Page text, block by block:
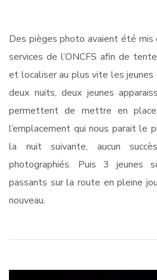
Des pièges photo avaient été
services de l’ONCFS afin de
et localiser au plus vite les
deux nuits, deux jeunes
permettent de mettre en
l’emplacement qui nous parait le
la nuit suivante, aucun
photographiés. Puis 3 jeunes
passants sur la route en pleine
nouveau.